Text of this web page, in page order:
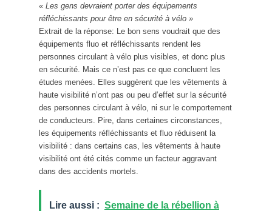
« Les gens devraient porter des équipements
réfléchissants pour être en sécurité à vélo »
Extrait de la réponse: Le bon sens voudrait que des
équipements fluo et réfléchissants rendent les
personnes circulant à vélo plus visibles, et donc plus
en sécurité. Mais ce n’est pas ce que concluent les
études menées. Elles suggèrent que les vêtements à
haute visibilité n’ont pas ou peu d’effet sur la sécurité
des personnes circulant à vélo, ni sur le comportement
de conducteurs. Pire, dans certaines circonstances,
les équipements réfléchissants et fluo réduisent la
visibilité : dans certains cas, les vêtements à haute
visibilité ont été cités comme un facteur aggravant
dans des accidents mortels.
Lire aussi : Semaine de la rébellion à